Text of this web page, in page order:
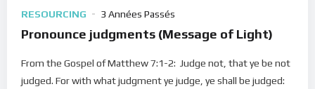
RESOURCING 3 Années Passés
Pronounce judgments (Message of Light)
From the Gospel of Matthew 7:1-2: Judge not, that ye be not
judged. For with what judgment ye judge, ye shall be judged: